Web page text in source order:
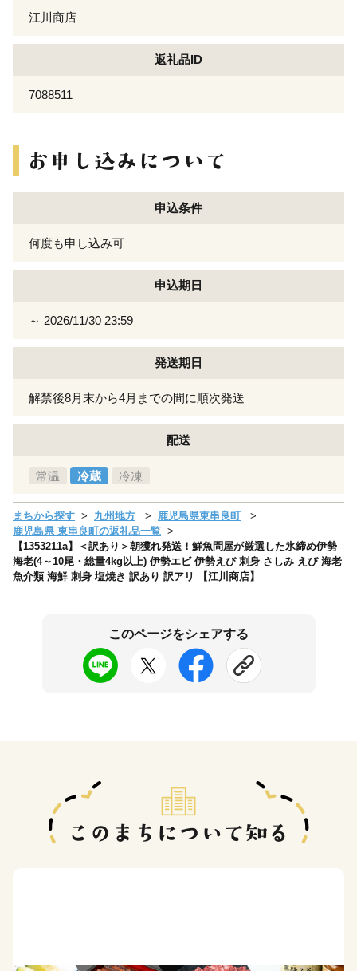
江川商店
返礼品ID
7088511
申込条件
何度も申し込み可
申込期日
～ 2026/11/30 23:59
発送期日
解禁後8月末から4月までの間に順次発送
配送
常温 冷蔵 冷凍
まちから探す 九州地方
鹿児島県東串良町
鹿児島県 東串良町の返礼品一覧
【1353211a】＜訳あり＞朝獲れ発送！鮮魚問屋が厳選した氷締め伊勢
海老(4～10尾・総量4kg以上) 伊勢エビ 伊勢えび 刺身 さしみ えび 海老
魚介類 海鮮 刺身 塩焼き 訳あり 訳アリ 【江川商店】
このページをシェアする